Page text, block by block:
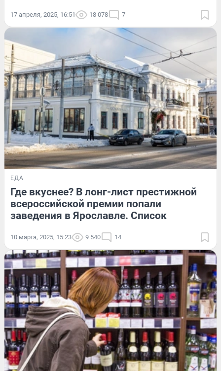
17 апреля, 2025, 16:51 18 078 7
ЕДА
Где вкуснее? В лонг-лист престижной
всероссийской премии попали
заведения в Ярославле. Список
10 марта, 2025, 15:23 9 540 14